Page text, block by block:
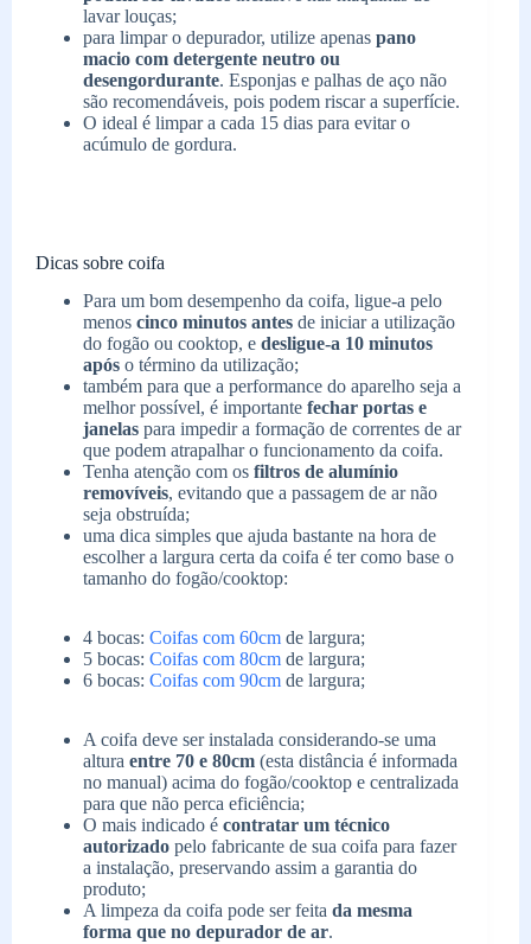
lavar louças;
para limpar o depurador, utilize apenas pano
macio com detergente neutro ou
desengordurante. Esponjas e palhas de aço não
são recomendáveis, pois podem riscar a superfície.
O ideal é limpar a cada 15 dias para evitar o
acúmulo de gordura.
Dicas sobre coifa
Para um bom desempenho da coifa, ligue-a pelo
menos cinco minutos antes de iniciar a utilização
do fogão ou cooktop, e desligue-a 10 minutos
após o término da utilização;
também para que a performance do aparelho seja a
melhor possível, é importante fechar portas e
janelas para impedir a formação de correntes de ar
que podem atrapalhar o funcionamento da coifa.
Tenha atenção com os filtros de alumínio
removíveis, evitando que a passagem de ar não
seja obstruída;
uma dica simples que ajuda bastante na hora de
escolher a largura certa da coifa é ter como base o
tamanho do fogão/cooktop:
4 bocas: Coifas com 60cm de largura;
5 bocas: Coifas com 80cm de largura;
6 bocas: Coifas com 90cm de largura;
A coifa deve ser instalada considerando-se uma
altura entre 70 e 80cm (esta distância é informada
no manual) acima do fogão/cooktop e centralizada
para que não perca eficiência;
O mais indicado é contratar um técnico
autorizado pelo fabricante de sua coifa para fazer
a instalação, preservando assim a garantia do
produto;
A limpeza da coifa pode ser feita da mesma
forma que no depurador de ar.